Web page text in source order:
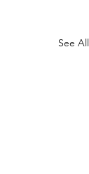
See All